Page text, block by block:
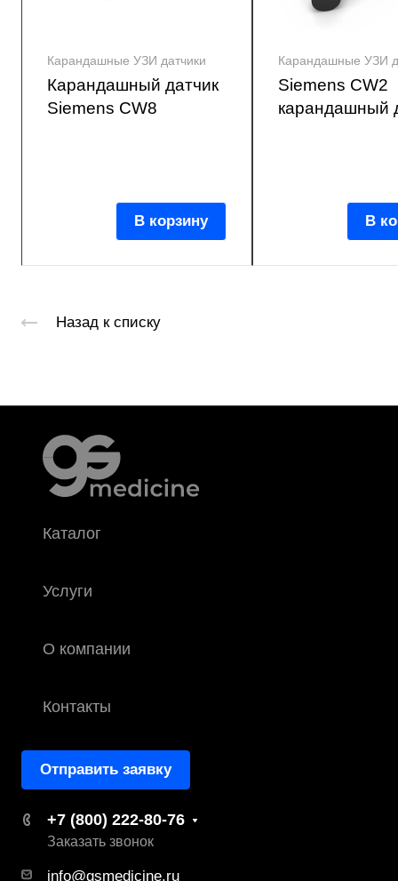
Карандашные УЗИ датчики
Карандашный датчик
Siemens CW8
В корзину
Карандашные УЗИ
Siemens CW2
карандашный
В
Назад к списку
Каталог
Услуги
О компании
Контакты
Отправить заявку
+7 (800) 222-80-76
Заказать звонок
info@gsmedicine.ru